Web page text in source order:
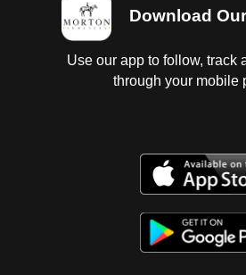
Download
Use our app to follow, track
through your mobile